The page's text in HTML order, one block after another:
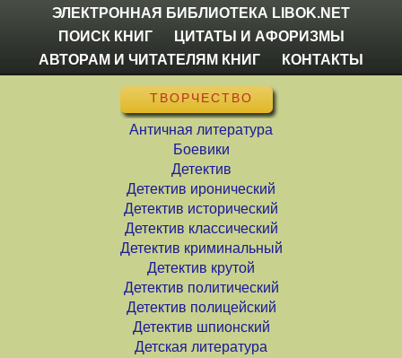
ЭЛЕКТРОННАЯ БИБЛИОТЕКА LIBOK.NET
ПОИСК КНИГ
ЦИТАТЫ И АФОРИЗМЫ
АВТОРАМ И ЧИТАТЕЛЯМ КНИГ
КОНТАКТЫ
ТВОРЧЕСТВО
Античная литература
Боевики
Детектив
Детектив иронический
Детектив исторический
Детектив классический
Детектив криминальный
Детектив крутой
Детектив политический
Детектив полицейский
Детектив шпионский
Детская литература